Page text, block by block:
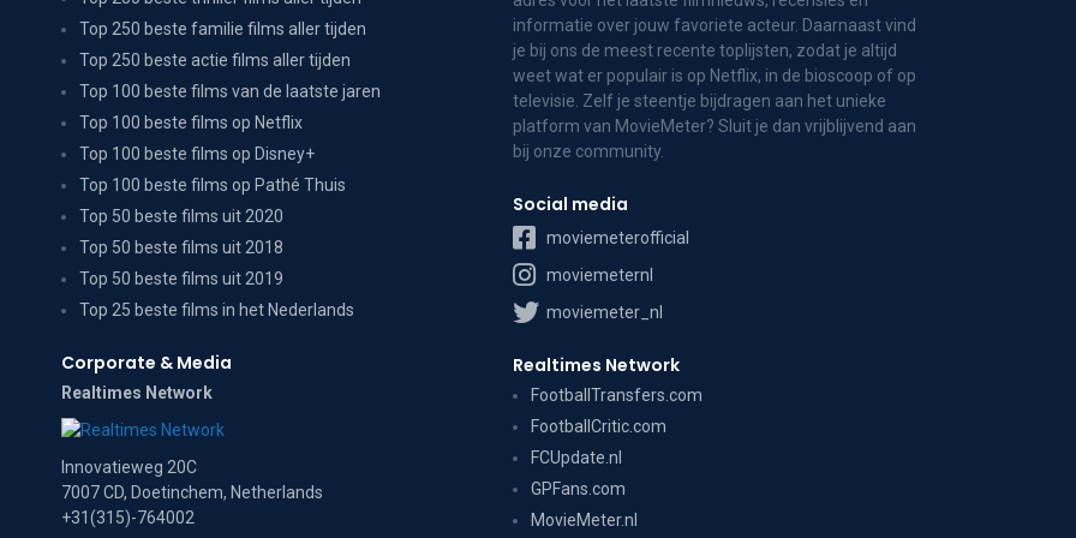
Top 250 beste familie films aller tijden
Top 250 beste actie films aller tijden
Top 100 beste films van de laatste jaren
Top 100 beste films op Netflix
Top 100 beste films op Disney+
Top 100 beste films op Pathé Thuis
Top 50 beste films uit 2020
Top 50 beste films uit 2018
Top 50 beste films uit 2019
Top 25 beste films in het Nederlands
Corporate & Media
Realtimes Network
Innovatieweg 20C
7007 CD, Doetinchem, Netherlands
+31(315)-764002
informatie over jouw favoriete acteur. Daarnaast vind
je bij ons de meest recente toplijsten, zodat je altijd
weet wat er populair is op Netflix, in de bioscoop of op
televisie. Zelf je steentje bijdragen aan het unieke
platform van MovieMeter? Sluit je dan vrijblijvend aan
bij onze community.
Social media
moviemeterofficial
moviemeternl
moviemeter_nl
Realtimes Network
FootballTransfers.com
FootballCritic.com
FCUpdate.nl
GPFans.com
MovieMeter.nl